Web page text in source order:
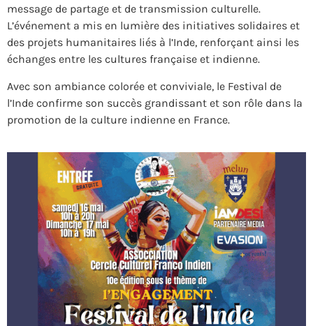
message de partage et de transmission culturelle.
L’événement a mis en lumière des initiatives solidaires et
des projets humanitaires liés à l’Inde, renforçant ainsi les
échanges entre les cultures française et indienne.
Avec son ambiance colorée et conviviale, le Festival de
l’Inde confirme son succès grandissant et son rôle dans la
promotion de la culture indienne en France.